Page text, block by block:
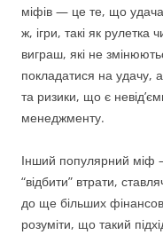
міфів — це те, що
ж, ігри, такі як
виграш, які не
покладатися на удачу,
та ризики, що є
менеджменту.
Інший популярний
“відбити” втрати,
до ще більших
розуміти, що такий